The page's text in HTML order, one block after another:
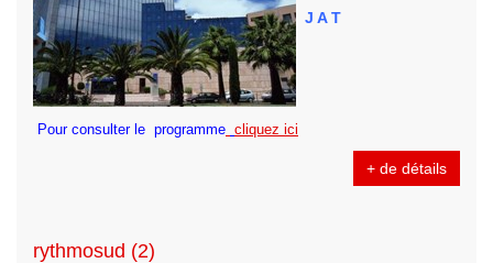
J A T
Pour consulter le programme cliquez ici
+ de détails
rythmosud (2)